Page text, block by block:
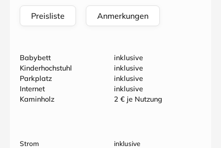
Preisliste Anmerkungen
Babybett
inklusive
Kinderhochstuhl
inklusive
Parkplatz
inklusive
Internet
inklusive
Kaminholz
2 € je Nutzung
Strom
inklusive